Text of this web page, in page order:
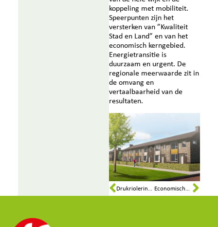
koppeling met mobiliteit.
Speerpunten zijn het
versterken van ”Kwaliteit
Stad en Land” en van het
economisch kerngebied.
Energietransitie is
duurzaam en urgent. De
regionale meerwaarde zit in
de omvang en
vertaalbaarheid van de
resultaten.
Drukriolering buitengebied, het druk vacuüm compact systeem Economische en landschappelijke versterking Noordoosthoek Hoornsemeer